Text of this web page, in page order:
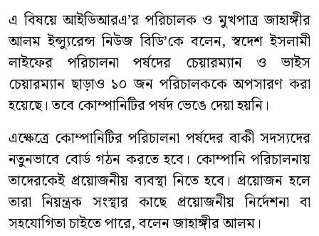
এ বিষয়ে আইডিআরএ’র পরিচালক ও মুখপাত্র জাহাঙ্গীর
আলম ইন্স্যুরেন্স নিউজ বিডি’কে বলেন, স্বদেশ ইসলামী
লাইফের পরিচালনা পর্ষদের চেয়ারম্যান ও ভাইস
চেয়ারম্যান ছাড়াও ১০ জন পরিচালককে অপসারণ করা
হয়েছে। তবে কোম্পানিটির পর্ষদ ভেঙে দেয়া হয়নি।
এক্ষেত্রে কোম্পানিটির পরিচালনা পর্ষদের বাকী সদস্যদের
নতুনভাবে বোর্ড গঠন করতে হবে। কোম্পানি পরিচালনায়
তাদেরকেই প্রয়োজনীয় ব্যবস্থা নিতে হবে। প্রয়োজন হলে
তারা নিয়ন্ত্রক সংস্থার কাছে প্রয়োজনীয় নির্দেশনা বা
সহযোগিতা চাইতে পারে, বলেন জাহাঙ্গীর আলম।